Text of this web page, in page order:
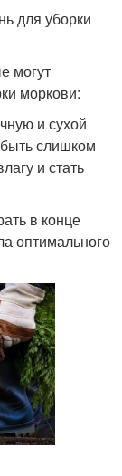
для уборки
могут
моркови:
и сухой
слишком
и стать
в конце
оптимального